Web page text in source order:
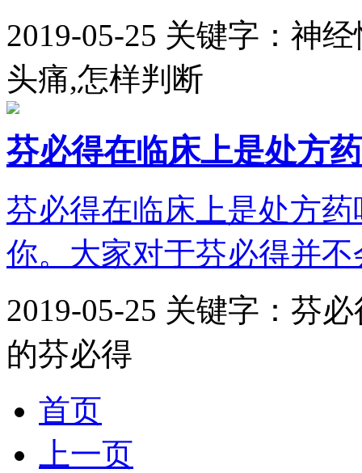
2019-05-25 关键字：神
头痛,怎样判断
芬必得在临床上是处方
芬必得在临床上是处方
你。大家对于芬必得并
2019-05-25 关键字：芬
的芬必得
首页
上一页